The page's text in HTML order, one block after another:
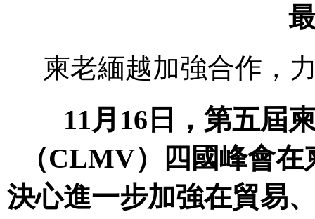
柬老緬越加強合作，
11月16日，第五屆
（CLMV）四國峰會
決心進一步加強在貿易